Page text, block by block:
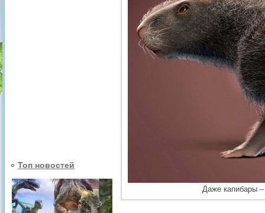
Топ новостей
Даже капибары